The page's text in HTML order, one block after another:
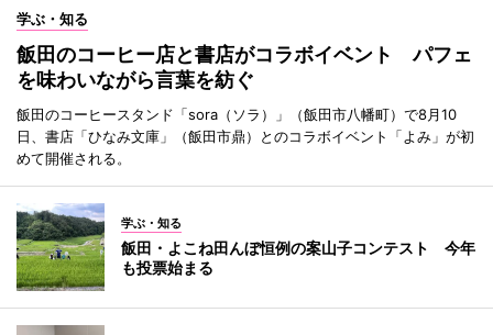
学ぶ・知る
飯田のコーヒー店と書店がコラボイベント パフェ
を味わいながら言葉を紡ぐ
飯田のコーヒースタンド「sora（ソラ）」（飯田市八幡町）で8月10
日、書店「ひなみ文庫」（飯田市鼎）とのコラボイベント「よみ」が初
めて開催される。
学ぶ・知る
飯田・よこね田んぼ恒例の案山子コンテスト 今年
も投票始まる